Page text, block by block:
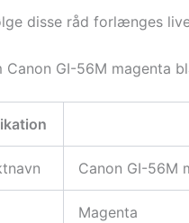
disse råd forlænges
Canon GI-56M magenta
Canon GI-56M
Magenta